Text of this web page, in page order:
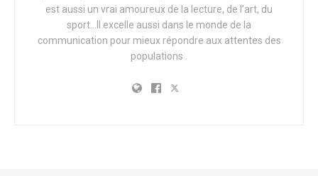
est aussi un vrai amoureux de la lecture, de l’art, du
sport…Il excelle aussi dans le monde de la
communication pour mieux répondre aux attentes des
populations .